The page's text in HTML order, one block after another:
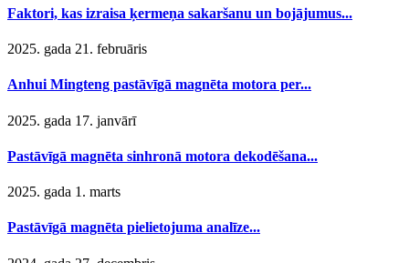
Faktori, kas izraisa ķermeņa sakaršanu un bojājumus...
2025. gada 21. februāris
Anhui Mingteng pastāvīgā magnēta motora per...
2025. gada 17. janvārī
Pastāvīgā magnēta sinhronā motora dekodēšana...
2025. gada 1. marts
Pastāvīgā magnēta pielietojuma analīze...